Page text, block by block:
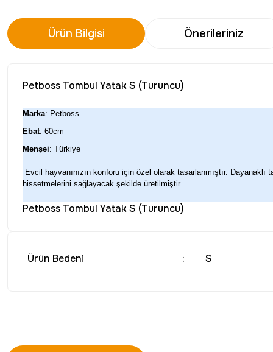
Ürün Bilgisi Önerileriniz
Petboss Tombul Yatak S (Turuncu)
Marka: Petboss
Ebat: 60cm
Menşei: Türkiye
Evcil hayvanınızın konforu için özel olarak tasarlanmıştır.
hissetmelerini sağlayacak şekilde üretilmiştir.
Petboss Tombul Yatak S (Turuncu)
Ürün Bedeni : S